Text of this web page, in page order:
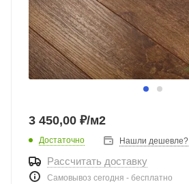
3 450,00 ₽/м2
Достаточно Нашли дешевле?
Рассчитать доставку
Самовывоз сегодня - бесплатно